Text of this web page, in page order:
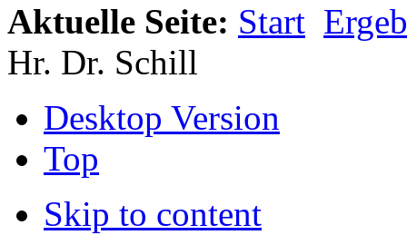
Aktuelle Seite: Start
Hr. Dr. Schill
Desktop Version
Top
Skip to content